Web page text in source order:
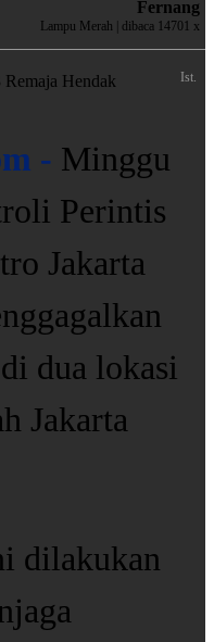
Fernang
Lampu Merah | dibaca 14701 x
Ist.
- Minggu
Perintis
Jakarta
dua lokasi
Jakarta
dilakukan